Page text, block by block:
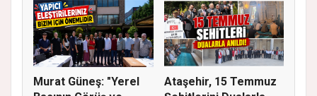
Murat Güneş: "Yerel
Ataşehir, 15 Temmuz